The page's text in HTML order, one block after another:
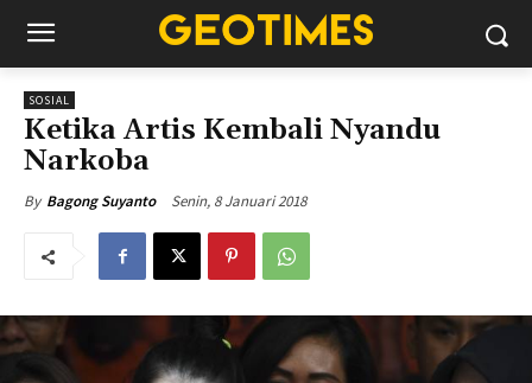
SOSIAL
Ketika Artis Kembali Nyandu
Narkoba
By Bagong Suyanto Senin, 8 Januari 2018